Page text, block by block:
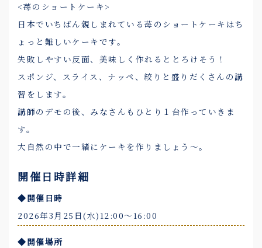
<苺のショートケーキ>
日本でいちばん親しまれている苺のショートケーキはち
ょっと難しいケーキです。
失敗しやすい反面、美味しく作れるととろけそう！
スポンジ、スライス、ナッペ、絞りと盛りだくさんの講
習をします。
講師のデモの後、みなさんもひとり１台作っていきま
す。
大自然の中で一緒にケーキを作りましょう～。
開催日時詳細
◆開催日時
2026年3月25日(水)12:00～16:00
◆開催場所